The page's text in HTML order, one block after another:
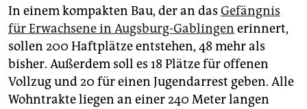
In einem kompakten Bau, der an das Gefängnis
für Erwachsene in Augsburg-Gablingen erinnert,
sollen 200 Haftplätze entstehen, 48 mehr als
bisher. Außerdem soll es 18 Plätze für offenen
Vollzug und 20 für einen Jugendarrest geben. Alle
Wohntrakte liegen an einer 240 Meter langen